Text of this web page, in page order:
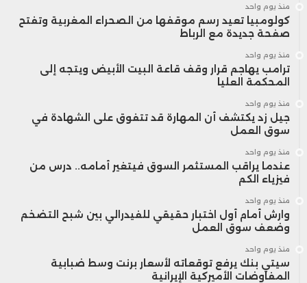
منذ يوم واحد
كولومبيا تعيد رسم موقفها من الصحراء المغربية وتفتح
صفحة جديدة مع الرباط
منذ يوم واحد
ترامب يهاجم قرار وقف قاعة البيت الأبيض ويتجه إلى
المحكمة العليا
منذ يوم واحد
جيل زد يكتشف أن المهارة قد تتفوق على الشهادة في
سوق العمل
منذ يوم واحد
عندما يراقب المستثمر السوق فيتغير أمامه.. درس من
فيزياء الكم
منذ يوم واحد
وارش أمام أول اختبار حقيقي للفيدرالي بين شبح التضخم
وضعف سوق العمل
منذ يوم واحد
سيتي بنك يرفع توقعاته لأسعار برنت وسط ضبابية
المفاوضات الأميركية الإيرانية